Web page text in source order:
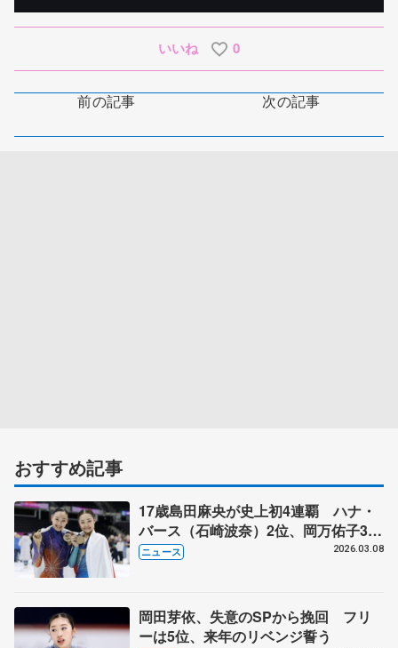
いいね 0
前の記事 次の記事
おすすめ記事
17歳島田麻央が史上初4連覇 ハナ・
バース（石崎波奈）2位、岡万佑子3
位 岡田芽依は巻き返し10位 フィギ
ニュース 2026.03.08
岡田芽依、失意のSPから挽回 フリ
ーは5位、来年のリベンジ誓う